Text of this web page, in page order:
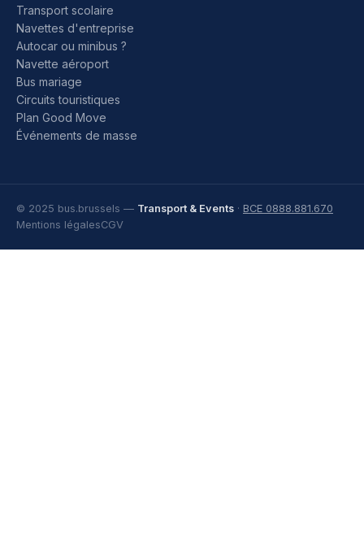
Transport scolaire
Navettes d'entreprise
Autocar ou minibus ?
Navette aéroport
Bus mariage
Circuits touristiques
Plan Good Move
Événements de masse
© 2025 bus.brussels — Transport & Events · BCE 0888.881.670
Mentions légalesCGV